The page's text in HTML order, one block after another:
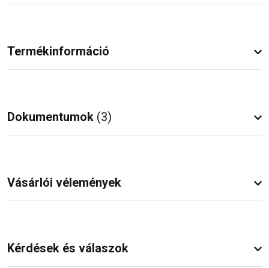
Termékinformáció
Dokumentumok (3)
Vásárlói vélemények
Kérdések és válaszok